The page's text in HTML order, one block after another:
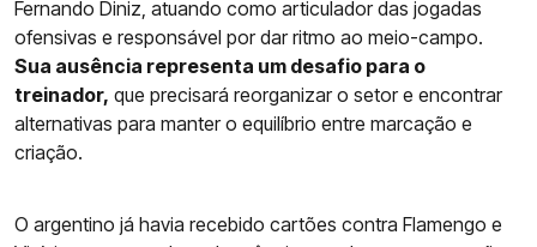
Fernando Diniz, atuando como articulador das jogadas
ofensivas e responsável por dar ritmo ao meio-campo.
Sua ausência representa um desafio para o
treinador, que precisará reorganizar o setor e encontrar
alternativas para manter o equilíbrio entre marcação e
criação.
O argentino já havia recebido cartões contra Flamengo e